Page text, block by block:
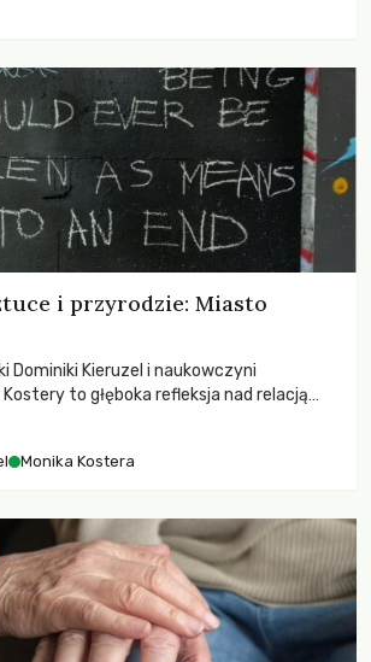
w swoich dziejach.
i przyrodzie: Miasto
Dominiki Kieruzel i naukowczyni
Kostery to głęboka refleksja nad relacją
Monika Kostera